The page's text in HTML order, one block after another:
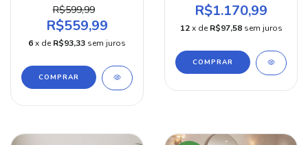
Gaveta Rodas Portátil
Aparador Retrô Robusto
R$599,99
R$559,99
6x de R$93,33 sem juros
COMPRAR
R$1.170,99
12 x de R$97,58 sem juros
COMPRAR